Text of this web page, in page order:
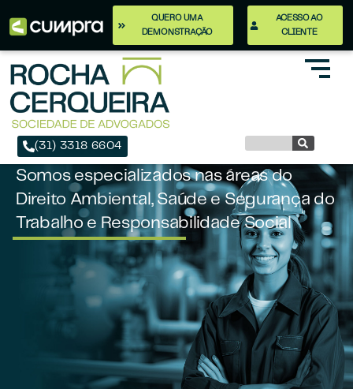
QUERO UMA
DEMONSTRAÇÃO
ACESSO AO
CLIENTE
(31) 3318 6604
Somos especializados nas áreas do
Direito Ambiental, Saúde e Segurança do
Trabalho e Responsabilidade Social